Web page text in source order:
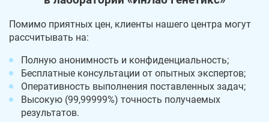
Помимо приятных цен, клиенты нашего центра могут
рассчитывать на:
Полную анонимность и конфиденциальность;
Бесплатные консультации от опытных экспертов;
Оперативность выполнения поставленных задач;
Высокую (99,99999%) точность получаемых
результатов.